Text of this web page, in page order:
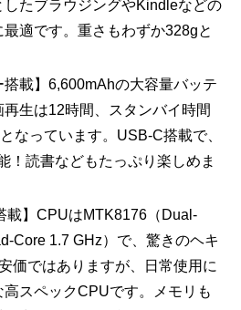
したブラウジングやKindleなどの
適です。重さもわずか328gと
搭載】6,600mAhの大容量バッテ
再生は12時間、スタンバイ時間
なっています。USB-C搭載で、
！読書などもたっぷり楽しめま
載】CPUはMTK8176（Dual-
Core 1.7 GHz）で、驚きのヘキ
価ではありますが、日常使用に
スペックCPUです。メモリも